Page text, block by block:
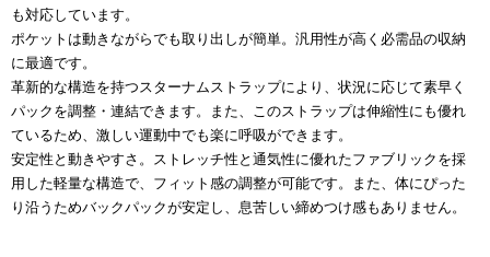
も対応しています。
ポケットは動きながらでも取り出しが簡単。汎用性が高く必需品の収納
に最適です。
革新的な構造を持つスターナムストラップにより、状況に応じて素早く
パックを調整・連結できます。また、このストラップは伸縮性にも優れ
ているため、激しい運動中でも楽に呼吸ができます。
安定性と動きやすさ。ストレッチ性と通気性に優れたファブリックを採
用した軽量な構造で、フィット感の調整が可能です。また、体にぴった
り沿うためバックパックが安定し、息苦しい締めつけ感もありません。